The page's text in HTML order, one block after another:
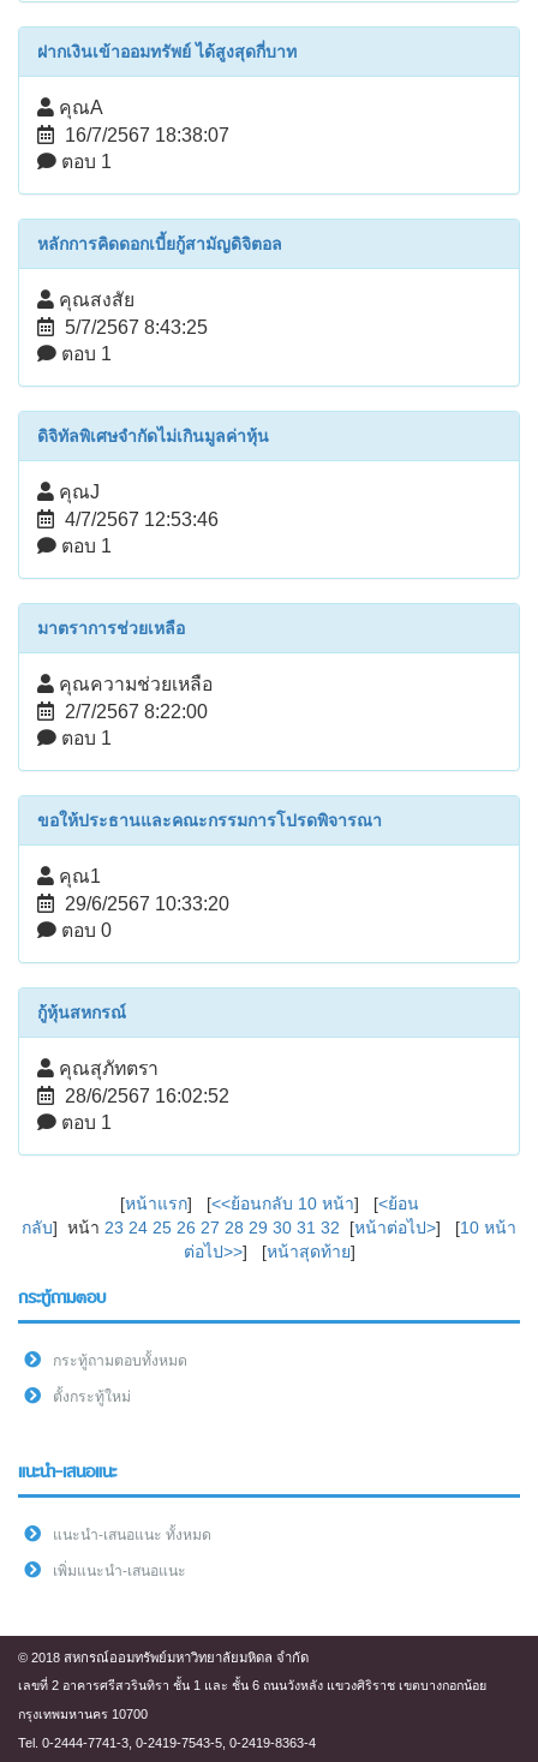
ฝากเงินเข้าออมทรัพย์ ได้สูงสุดกี่บาท
คุณA
16/7/2567 18:38:07
ตอบ 1
หลักการคิดดอกเบี้ยกู้สามัญดิจิตอล
คุณสงสัย
5/7/2567 8:43:25
ตอบ 1
ดิจิทัลพิเศษจำกัดไม่เกินมูลค่าหุ้น
คุณJ
4/7/2567 12:53:46
ตอบ 1
มาตราการช่วยเหลือ
คุณความช่วยเหลือ
2/7/2567 8:22:00
ตอบ 1
ขอให้ประธานและคณะกรรมการโปรดพิจารณา
คุณ1
29/6/2567 10:33:20
ตอบ 0
กู้หุ้นสหกรณ์
คุณสุภัทตรา
28/6/2567 16:02:52
ตอบ 1
[หน้าแรก] [<<ย้อนกลับ 10 หน้า] [<ย้อน
กลับ] หน้า 23 24 25 26 27 28 29 30 31 32 [หน้าต่อไป>] [10 หน้า
ต่อไป>>] [หน้าสุดท้าย]
กระทู้ถามตอบ
กระทู้ถามตอบทั้งหมด
ตั้งกระทู้ใหม่
แนะนำ-เสนอแนะ
แนะนำ-เสนอแนะ ทั้งหมด
เพิ่มแนะนำ-เสนอแนะ
© 2018 สหกรณ์ออมทรัพย์มหาวิทยาลัยมหิดล จำกัด
เลขที่ 2 อาคารศรีสวรินทิรา ชั้น 1 และ ชั้น 6 ถนนวังหลัง แขวงศิริราช เขตบางกอกน้อย
กรุงเทพมหานคร 10700
Tel. 0-2444-7741-3, 0-2419-7543-5, 0-2419-8363-4